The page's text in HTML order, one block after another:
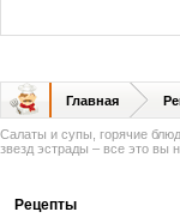
Главная
Салаты и супы, горячие
звезд эстрады – все это вы
Рецепты